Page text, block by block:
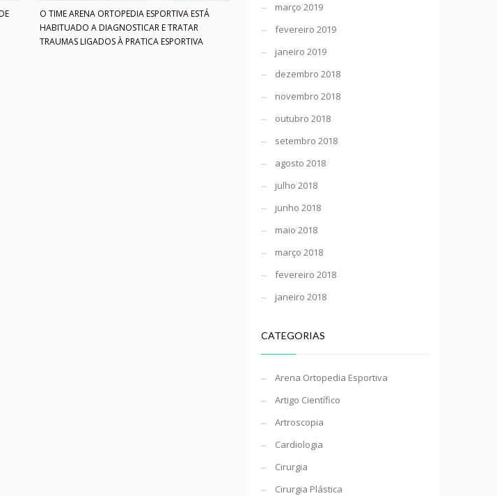
O TIME ARENA ORTOPEDIA ESPORTIVA ESTÁ
HABITUADO A DIAGNOSTICAR E TRATAR
TRAUMAS LIGADOS À PRATICA ESPORTIVA
março 2019
fevereiro 2019
janeiro 2019
dezembro 2018
novembro 2018
outubro 2018
setembro 2018
agosto 2018
julho 2018
junho 2018
maio 2018
março 2018
fevereiro 2018
janeiro 2018
CATEGORIAS
Arena Ortopedia Esportiva
Artigo Científico
Artroscopia
Cardiologia
Cirurgia
Cirurgia Plástica